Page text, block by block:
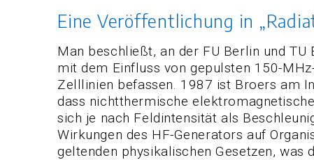
Eine Veröffentlichung in
Man beschließt, an der FU Berlin und
mit dem Einfluss von gepulsten 150-
Zelllinien befassen. 1987 ist Broers am
dass nichtthermische
sich je nach Feldintensität als
Wirkungen des HF-Generators auf
geltenden physikalischen Gesetzen,